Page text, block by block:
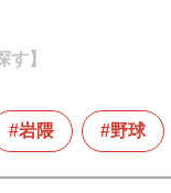
】
岩隈 野球